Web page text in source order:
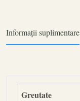
Informații suplimentare
Greutate